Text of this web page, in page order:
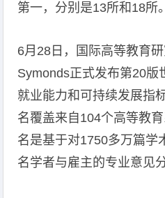
第一，分别是13所和18所。
6月28日，国际高等教育
Symonds正式发布第20版
就业能力和可持续发展指
名覆盖来自104个高等教
名是基于对1750多万篇学
名学者与雇主的专业意见